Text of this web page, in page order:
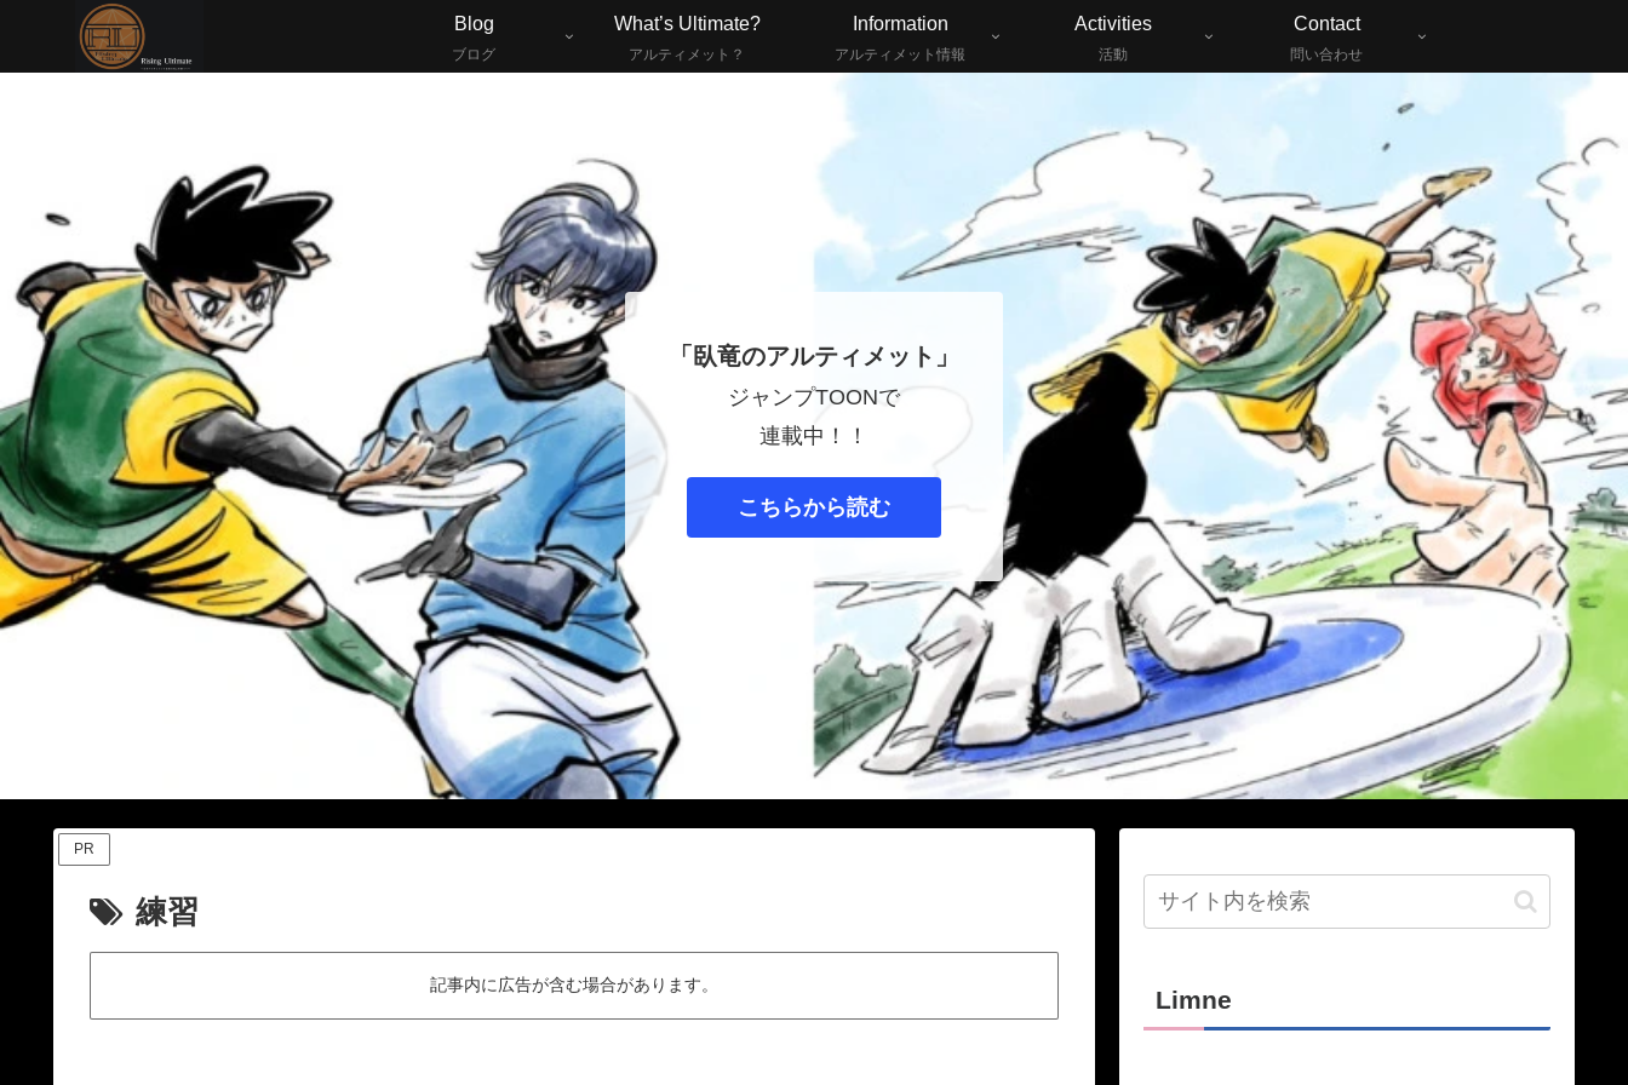
Blog
ブログ
What’s Ultimate?
アルティメット？
Information
アルティメット情報
Activities
活動
Contact
問い合わせ
「臥竜のアルティメット」
ジャンプTOONで
連載中！！
こちらから読む
PR
練習
記事内に広告が含む場合があります。
Limne